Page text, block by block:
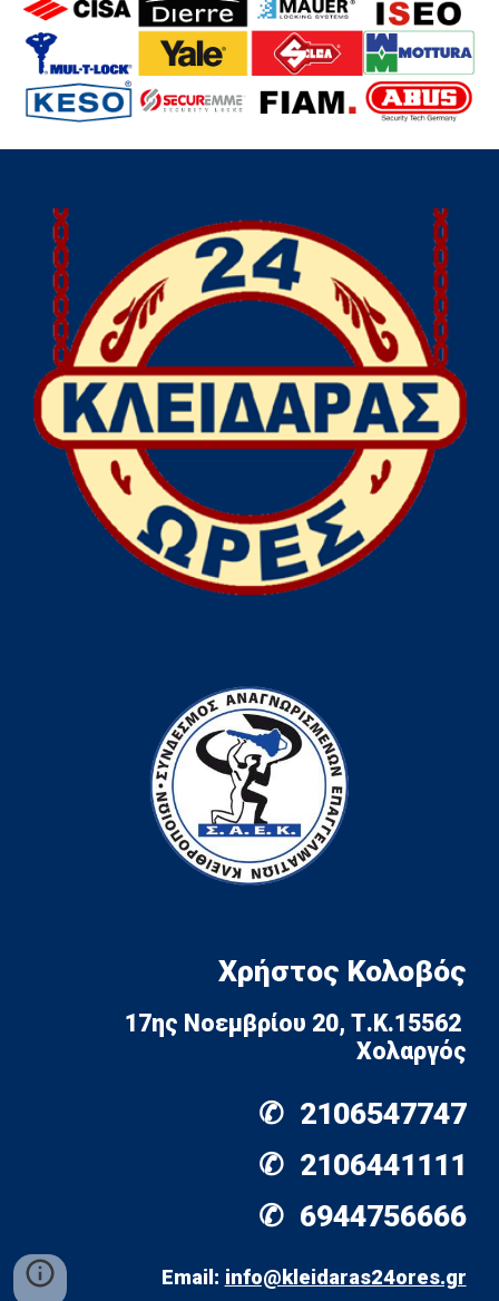
Χρήστος Κολοβός
17ης Νοεμβρίου 20, Τ.Κ.15562
Χολαργός
✆ 2106547747
✆ 2106441111
✆ 6944756666
Email: info@kleidaras24ores.gr